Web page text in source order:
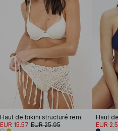
Haut de bikini structuré rembourré
EUR 15.57 EUR 25.95 EUR